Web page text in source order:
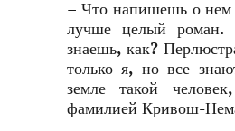
– Что напишешь о нем
лучше целый роман.
знаешь, как?
только я, но все
земле такой
фамилией Кривош-